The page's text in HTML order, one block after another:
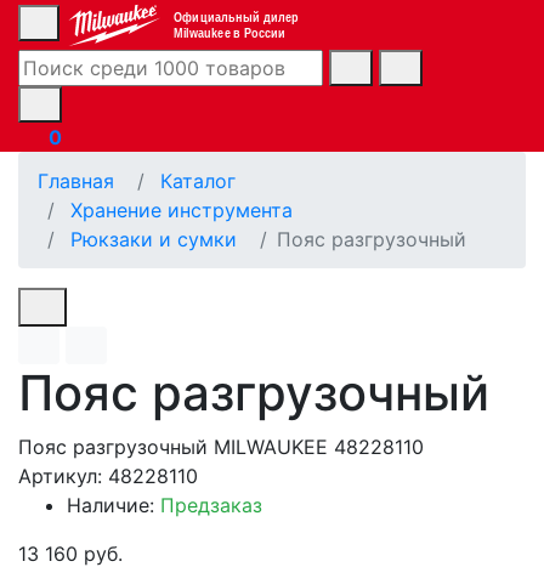
Официальный дилер
Milwaukee в России
0
Главная
Каталог
Хранение инструмента
Рюкзаки и сумки
Пояс разгрузочный
Пояс разгрузочный
Пояс разгрузочный MILWAUKEE 48228110
Артикул: 48228110
Наличие: Предзаказ
13 160 руб.